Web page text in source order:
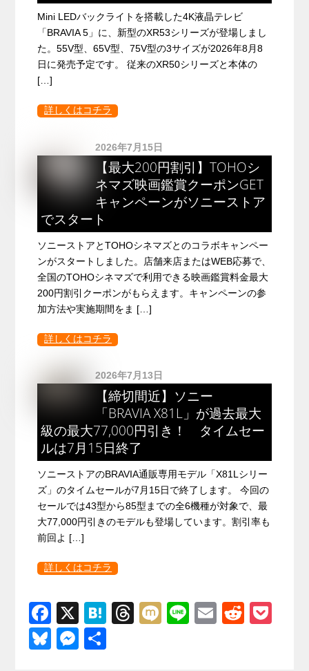
Mini LEDバックライトを搭載した4K液晶テレビ
「BRAVIA 5」に、新型のXR53シリーズが登場しまし
た。55V型、65V型、75V型の3サイズが2026年8月8
日に発売予定です。 従来のXR50シリーズと本体の
[…]
詳しくはコチラ
2026年7月15日
【最大200円割引】TOHOシ
ネマズ映画鑑賞クーポンGET
キャンペーンがソニーストア
でスタート
ソニーストアとTOHOシネマズとのコラボキャンペー
ンがスタートしました。店舗来店またはWEB応募で、
全国のTOHOシネマズで利用できる映画鑑賞料金最大
200円割引クーポンがもらえます。キャンペーンの参
加方法や実施期間をま […]
詳しくはコチラ
2026年7月13日
【締切間近】ソニー
「BRAVIA X81L」が過去最大
級の最大77,000円引き！ タイムセー
ルは7月15日終了
ソニーストアのBRAVIA通販専用モデル「X81Lシリー
ズ」のタイムセールが7月15日で終了します。 今回の
セールでは43型から85型までの全6機種が対象で、最
大77,000円引きのモデルも登場しています。割引率も
前回よ […]
詳しくはコチラ
F
a
c
X
H
T
M
Li
E
R
Bl
M